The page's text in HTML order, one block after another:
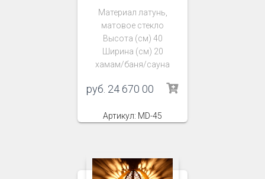
Материал латунь,
матовое стекло
Высота (см) 40
Ширина (см) 20
хамам/баня/сауна
руб. 24 670 00
Артикул: MD-45